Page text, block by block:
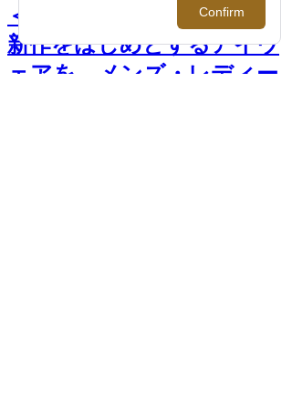
＜アコニ＞｜2026年春夏の
新作をはじめとするアイウ
ェアを、メンズ・レディー